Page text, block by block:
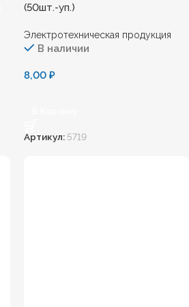
(50шт.-уп.)
Электротехническая продукция
В наличии
8,00₽
Артикул: 5719